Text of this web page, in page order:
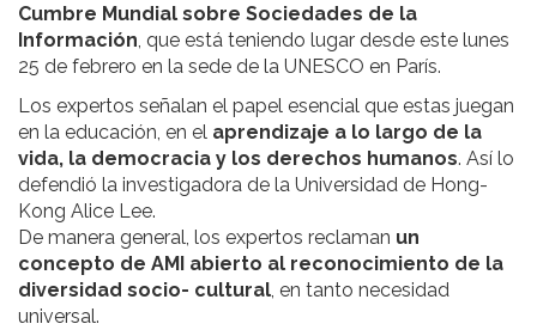
Cumbre Mundial sobre Sociedades de la
Información, que está teniendo lugar desde este lunes
25 de febrero en la sede de la UNESCO en París.
Los expertos señalan el papel esencial que estas juegan
en la educación, en el aprendizaje a lo largo de la
vida, la democracia y los derechos humanos. Así lo
defendió la investigadora de la Universidad de Hong-
Kong Alice Lee.
De manera general, los expertos reclaman un
concepto de AMI abierto al reconocimiento de la
diversidad socio- cultural, en tanto necesidad
universal.